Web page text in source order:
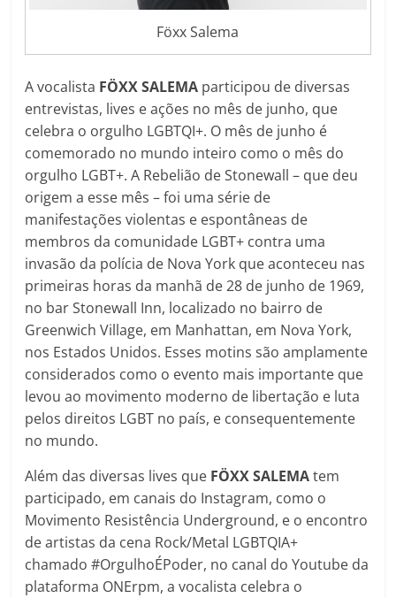
Föxx Salema
A vocalista FÖXX SALEMA participou de diversas
entrevistas, lives e ações no mês de junho, que
celebra o orgulho LGBTQI+. O mês de junho é
comemorado no mundo inteiro como o mês do
orgulho LGBT+. A Rebelião de Stonewall – que deu
origem a esse mês – foi uma série de
manifestações violentas e espontâneas de
membros da comunidade LGBT+ contra uma
invasão da polícia de Nova York que aconteceu nas
primeiras horas da manhã de 28 de junho de 1969,
no bar Stonewall Inn, localizado no bairro de
Greenwich Village, em Manhattan, em Nova York,
nos Estados Unidos. Esses motins são amplamente
considerados como o evento mais importante que
levou ao movimento moderno de libertação e luta
pelos direitos LGBT no país, e consequentemente
no mundo.
Além das diversas lives que FÖXX SALEMAtem
participado, em canais do Instagram, como o
Movimento Resistência Underground, e o encontro
de artistas da cena Rock/Metal LGBTQIA+
chamado #OrgulhoÉPoder, no canal do Youtube da
plataforma ONErpm, a vocalista celebra o